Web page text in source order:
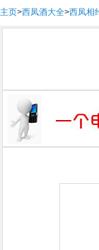
主页>西凤酒大全>西凤相